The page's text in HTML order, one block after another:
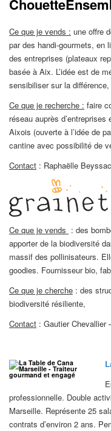
Ce que je vends : une offre
par des handi-gourmets, en
des entreprises (plateaux
basée à Aix. L’idée est de
sensibiliser sur la
Ce que je recherche : faire
réseau auprès
Aixois (ouverte à l’idée de
cantine avec possibilité de
Contact : Raphaëlle
Ce que je vends : des
apporter de la biodiversité
massif des pollinisateurs.
goodies. Fournisseur bio,
Ce que je cherche : des
biodiversité résiliente,
Contact : Gautier Chevallier
professionnelle. Double
Marseille. Représente 25
contrats d’environ 2 ans.